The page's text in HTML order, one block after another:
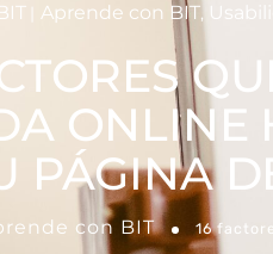
ONLINE
PÁGINA
con BIT 16
Aprende con BIT,